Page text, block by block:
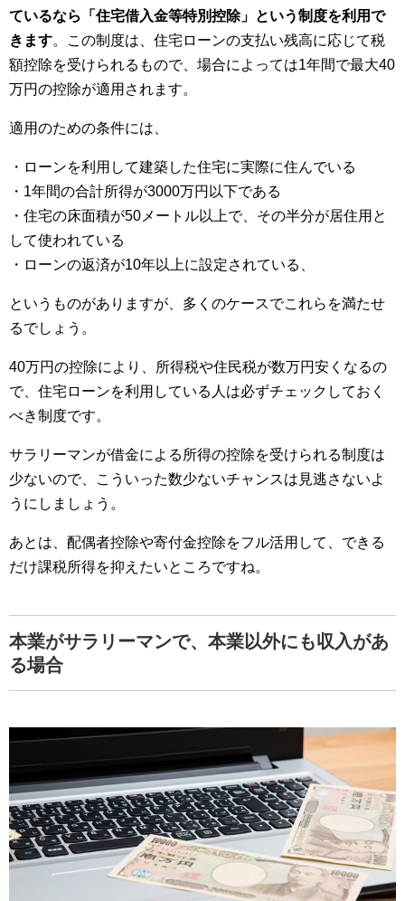
ているなら「住宅借入金等特別控除」という制度を利用で
きます。この制度は、住宅ローンの支払い残高に応じて税
額控除を受けられるもので、場合によっては1年間で最大40
万円の控除が適用されます。
適用のための条件には、
・ローンを利用して建築した住宅に実際に住んでいる
・1年間の合計所得が3000万円以下である
・住宅の床面積が50メートル以上で、その半分が居住用と
して使われている
・ローンの返済が10年以上に設定されている、
というものがありますが、多くのケースでこれらを満たせ
るでしょう。
40万円の控除により、所得税や住民税が数万円安くなるの
で、住宅ローンを利用している人は必ずチェックしておく
べき制度です。
サラリーマンが借金による所得の控除を受けられる制度は
少ないので、こういった数少ないチャンスは見逃さないよ
うにしましょう。
あとは、配偶者控除や寄付金控除をフル活用して、できる
だけ課税所得を抑えたいところですね。
本業がサラリーマンで、本業以外にも収入があ
る場合